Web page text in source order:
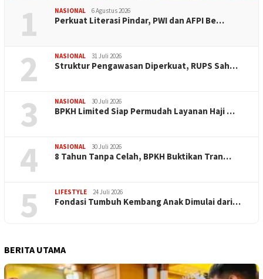
1 NASIONAL 6 Agustus 2026
Perkuat Literasi Pindar, PWI dan AFPI Be…
2 NASIONAL 31 Juli 2026
​Struktur Pengawasan Diperkuat, RUPS Sah…
3 NASIONAL 30 Juli 2026
BPKH Limited Siap Permudah Layanan Haji …
4 NASIONAL 30 Juli 2026
​8 Tahun Tanpa Celah, BPKH Buktikan Tran…
5 LIFESTYLE 24 Juli 2026
Fondasi Tumbuh Kembang Anak Dimulai dari…
BERITA UTAMA